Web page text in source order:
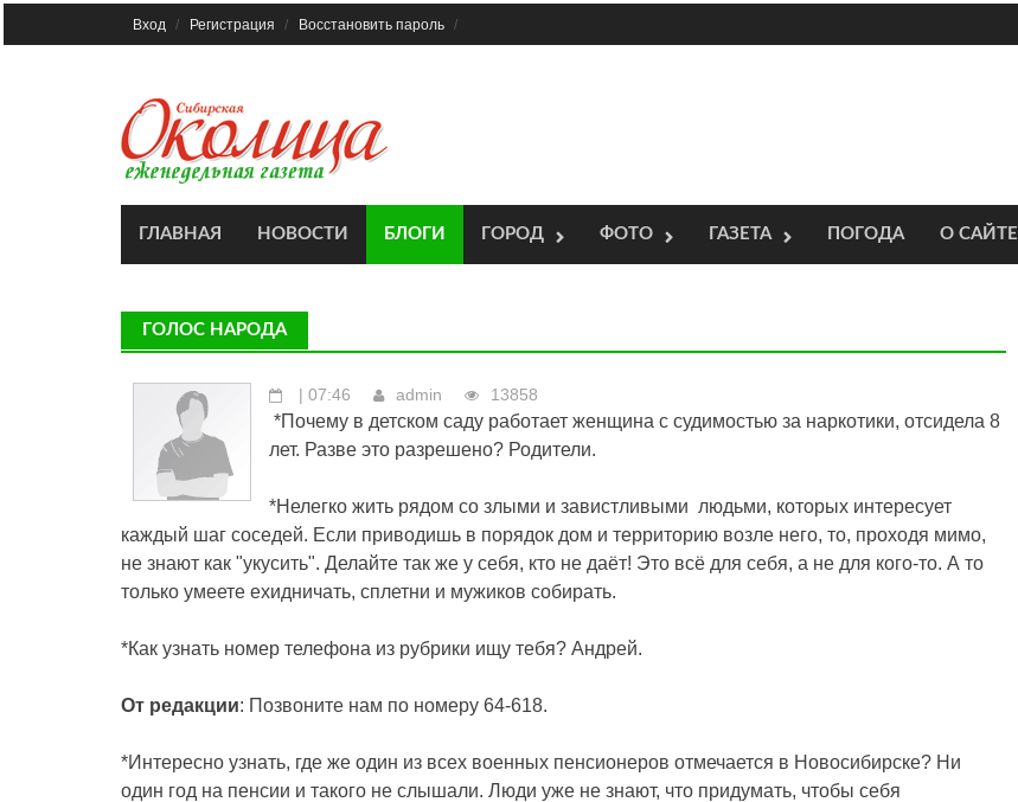
to
Вход Регистрация Восстановить пароль
ГЛАВНАЯ НОВОСТИ БЛОГИ ГОРОД ФОТО ГАЗЕТА ПОГОДА О САЙТЕ
ГОЛОС НАРОДА
| 07:46 admin 13858
*Почему в детском саду работает женщина с судимостью за наркотики, отсидела 8
лет. Разве это разрешено? Родители.
*Нелегко жить рядом со злыми и завистливыми людьми, которых интересует
каждый шаг соседей. Если приводишь в порядок дом и территорию возле него, то, проходя мимо,
не знают как "укусить". Делайте так же у себя, кто не даёт! Это всё для себя, а не для кого-то. А то
только умеете ехидничать, сплетни и мужиков собирать.
*Как узнать номер телефона из рубрики ищу тебя? Андрей.
От редакции: Позвоните нам по номеру 64-618.
*Интересно узнать, где же один из всех военных пенсионеров отмечается в Новосибирске? Ни
один год на пенсии и такого не слышали. Люди уже не знают, что придумать, чтобы себя